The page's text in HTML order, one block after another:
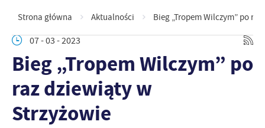
Strona główna Aktualności
Bieg „Tropem Wilczym” po
07 - 03 - 2023
Bieg „Tropem Wilczym” po
raz dziewiąty w
Strzyżowie